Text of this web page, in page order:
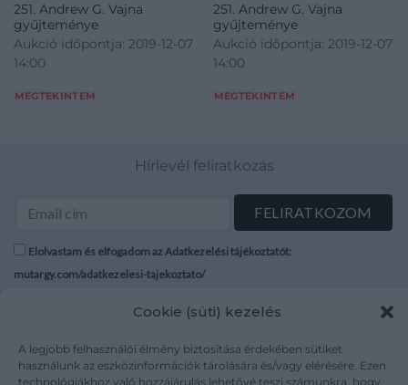
Cookie (süti) kezelés
A legjobb felhasználói élmény biztosítása érdekében sütiket
használunk az eszközinformációk tárolására és/vagy elérésére. Ezen
technológiákhoz való hozzájárulás lehetővé teszi számunkra, hogy
251. Andrew G. Vajna
gyűjteménye
Aukció időpontja: 2019-12-07
14:00
MEGTEKINTEM
251. Andrew G. Vajna
gyűjteménye
Aukció időpontja: 2019-12-07
14:00
MEGTEKINTEM
Hírlevél feliratkozás
Elolvastam és elfogadom az Adatkezelési tájékoztatót:
mutargy.com/adatkezelesi-tajekoztato/
Médiaajánlat
Karrier
Áraink
ÁSZF
Adatvédelem